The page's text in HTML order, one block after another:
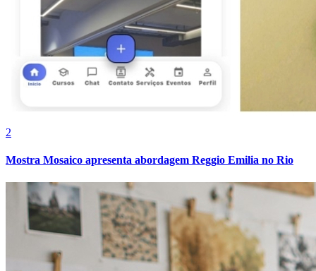
Internacional
2
Mostra Mosaico apresenta abordagem Reggio Emilia no Rio